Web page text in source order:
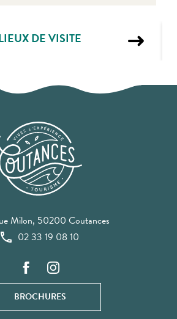
DE VISITE
Milon, 50200 Coutances
02 33 19 08 10
BROCHURES